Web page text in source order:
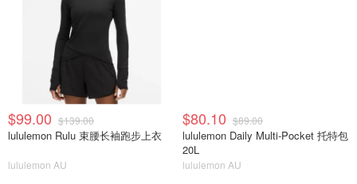
$99.00 $139.00
lululemon Rulu 束腰长袖跑步上衣
lululemon AU
$80.10 $89.00
lululemon Daily Multi-Pocket 托特包
20L
lululemon AU